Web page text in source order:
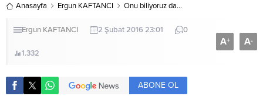
Anasayfa Ergun KAFTANCI Onu biliyoruz da…
Ergun KAFTANCI 2 Şubat 2016 23:01 0
1.332
A+ A-
ABONE OL